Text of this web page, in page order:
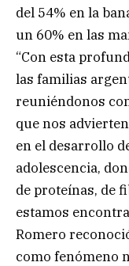
del 54% en la
un 60% en las
“Con esta
las familias
reuniéndonos
que nos
en el desarrollo
adolescencia,
de proteínas, de
estamos
Romero
como fenómeno